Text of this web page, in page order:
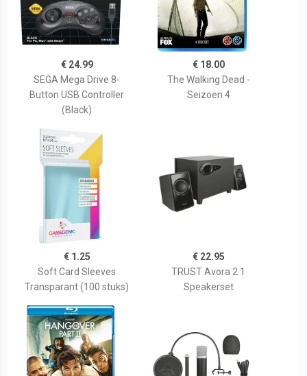
€ 24.99
SEGA Mega Drive 8-
Button USB Controller
(Black)
€ 18.00
The Walking Dead -
Seizoen 4
€ 1.25
Soft Card Sleeves
Transparant (100 stuks)
€ 22.95
TRUST Avora 2.1
Speakerset